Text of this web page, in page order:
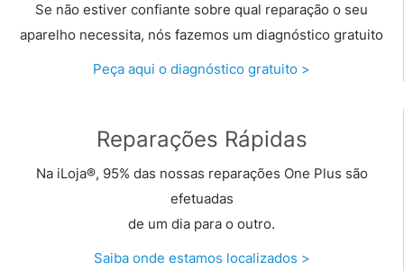
Se não estiver confiante sobre qual reparação o seu
aparelho necessita, nós fazemos um diagnóstico gratuito
Peça aqui o diagnóstico gratuito >
Reparações Rápidas
Na iLoja®, 95% das nossas reparações One Plus são
efetuadas
de um dia para o outro.
Saiba onde estamos localizados >